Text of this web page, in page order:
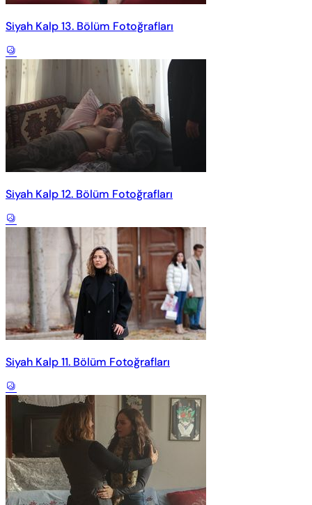
Siyah Kalp 13. Bölüm Fotoğrafları
Siyah Kalp 12. Bölüm Fotoğrafları
Siyah Kalp 11. Bölüm Fotoğrafları